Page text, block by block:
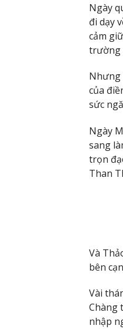
Ngày
đi dạy
cảm
trường
Nhưng
của
sức
Ngày
sang
trọn
Than
Và
bên
Vài
Chàng
nhập